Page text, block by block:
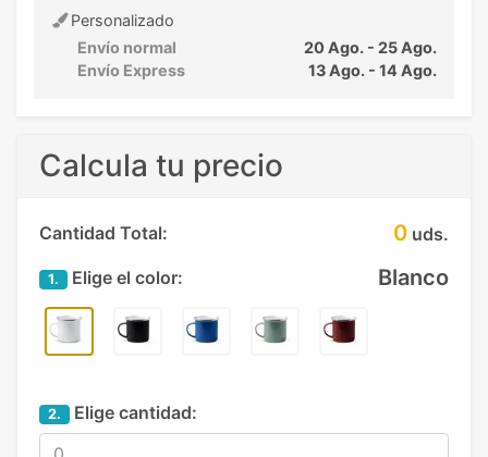
Personalizado
Envío normal
20 Ago. - 25 Ago.
Envío Express
13 Ago. - 14 Ago.
Calcula tu precio
Cantidad Total: 0 uds.
1. Elige el color: Blanco
2. Elige cantidad: